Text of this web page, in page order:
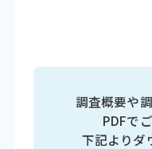
調査概要や
PDFで
下記よりダ